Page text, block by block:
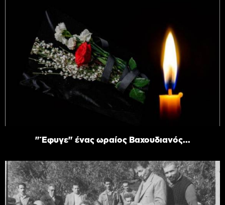
"Έφυγε" ένας ωραίος Βαχουδιανός...